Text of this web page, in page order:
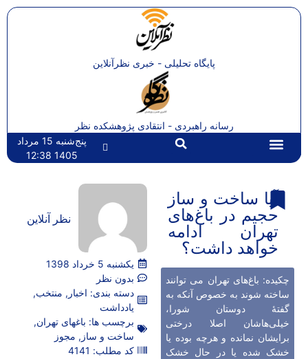
پایگاه تحلیلی - خبری نظرآنلاین
رسانه راهبردی - انتقادی پژوهشکده نظر
پنج‌شنبه 15 مرداد
1405 12:38
آیا ساخت و ساز
حجیم در باغ‌های
تهران ادامه
خواهد داشت؟
چکیده: باغ‌های تهران می توانند
ساخته شوند به خصوص آنکه به
گفتۀ دوستان شورا،
خیلی‌هاشان اصلا درختی
برایشان نمانده و هرچه بوده یا
خشک شده یا در حال خشک
نظر آنلاین
یکشنبه 5 خرداد 1398
بدون نظر
دسته بندی: اخبار , منتخب,
یادداشت
برچسب ها: باغهای تهران,
ساخت و ساز , مجوز
کد مطلب: 4141